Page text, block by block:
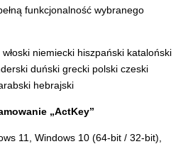
funkcjonalność wybranego
niemiecki hiszpański kataloński
duński grecki polski czeski
hebrajski
„ActKey”
11, Windows 10 (64-bit / 32-bit),